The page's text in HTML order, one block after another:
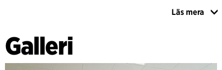
Fasaderna bevarar uttrycket från den befintliga
horisontella banden som utgör våningsplansseparationer,
och de lodräta fasadmarkeringarna. Där emellan fyller man
ut med transparent fasad i form av ett
Läs mera
Galleri